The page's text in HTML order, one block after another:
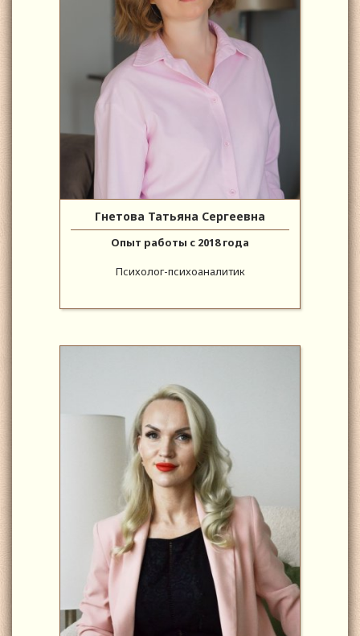
Гнетова Татьяна Сергеевна
Опыт работы с 2018 года
Психолог-психоаналитик